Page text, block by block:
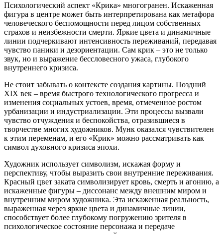
Психологический аспект «Крика» многогранен. Искаженная
фигура в центре может быть интерпретирована как метафора
человеческого беспомощности перед лицом собственных
страхов и неизбежности смерти. Яркие цвета и динамичные
линии подчеркивают интенсивность переживаний, передавая
чувство паники и дезориентации. Сам крик – это не только
звук, но и выражение бессловесного ужаса, глубокого
внутреннего кризиса.
Не стоит забывать о контексте создания картины. Поздний
XIX век – время быстрого технологического прогресса и
изменения социальных устоев, время, отмеченное ростом
урбанизации и индустриализации. Эти процессы вызвали
чувство отчуждения и беспокойства, отразившиеся в
творчестве многих художников. Мунк оказался чувствителен
к этим переменам, и его «Крик» можно рассматривать как
символ духовного кризиса эпохи.
Художник использует символизм, искажая форму и
перспективу, чтобы выразить свои внутренние переживания.
Красный цвет заката символизирует кровь, смерть и агонию, а
искаженные фигуры – диссонанс между внешним миром и
внутренним миром художника. Эта искаженная реальность,
выраженная через яркие цвета и динамичные линии,
способствует более глубокому погружению зрителя в
психологическое состояние персонажа и передаче